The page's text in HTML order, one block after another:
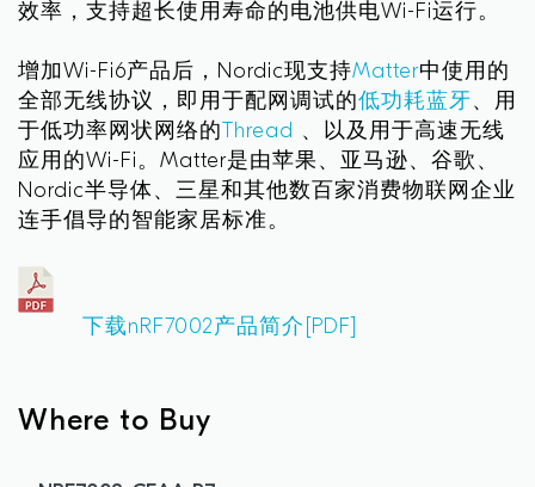
效率，支持超长使用寿命的电池供电Wi-Fi运行。
增加Wi-Fi6产品后，Nordic现支持Matter中使用的
全部无线协议，即用于配网调试的低功耗蓝牙、用
于低功率网状网络的 Thread 、以及用于高速无线
应用的Wi-Fi。Matter是由苹果、亚马逊、谷歌、
Nordic半导体、三星和其他数百家消费物联网企业
连手倡导的智能家居标准。
下载nRF7002产品简介[PDF]
Where to Buy